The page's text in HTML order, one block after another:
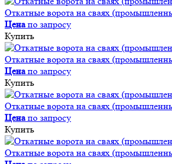
Откатные ворота на сваях
Ценапо запросу
Купить
Откатные ворота на сваях
Ценапо запросу
Купить
Откатные ворота на сваях
Ценапо запросу
Купить
Откатные ворота на сваях